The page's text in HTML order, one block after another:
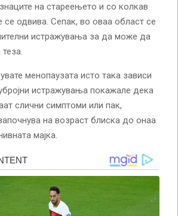
на стареењето и со колкав
се одвива. Сепак, во оваа област се
истражувања за да може да
менопаузата исто така зависи
истражувања покажале дека
слични симптоми или пак,
на возраст блиска до онаа
мајка.